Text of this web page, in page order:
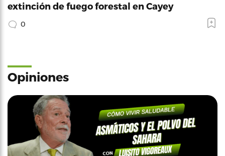
extinción de fuego forestal en Cayey
0
Opiniones